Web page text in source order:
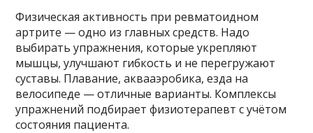
Физическая активность при ревматоидном
артрите — одно из главных средств. Надо
выбирать упражнения, которые укрепляют
мышцы, улучшают гибкость и не перегружают
суставы. Плавание, аквааэробика, езда на
велосипеде — отличные варианты. Комплексы
упражнений подбирает физиотерапевт с учётом
состояния пациента.